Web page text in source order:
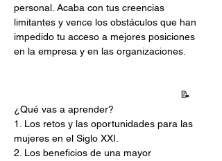
personal. Acaba con tus creencias
limitantes y vence los obstáculos que han
impedido tu acceso a mejores posiciones
en la empresa y en las organizaciones.
📝
¿Qué vas a aprender?
1. Los retos y las oportunidades para las
mujeres en el Siglo XXI.
2. Los beneficios de una mayor